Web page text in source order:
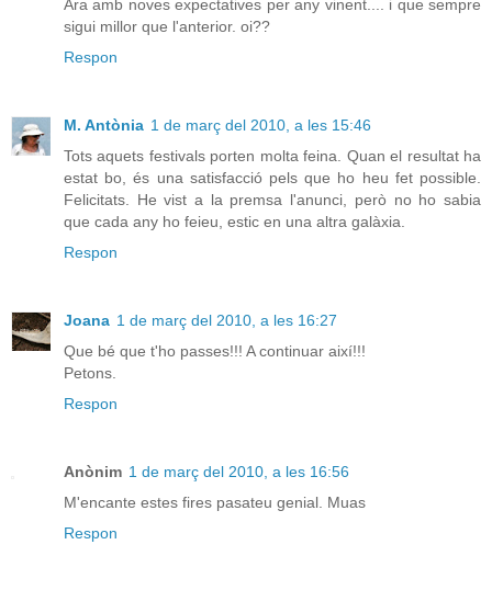
Ara amb noves expectatives per any vinent.... i que sempre
sigui millor que l'anterior. oi??
Respon
M. Antònia 1 de març del 2010, a les 15:46
Tots aquets festivals porten molta feina. Quan el resultat ha
estat bo, és una satisfacció pels que ho heu fet possible.
Felicitats. He vist a la premsa l'anunci, però no ho sabia
que cada any ho feieu, estic en una altra galàxia.
Respon
Joana 1 de març del 2010, a les 16:27
Que bé que t'ho passes!!! A continuar així!!!
Petons.
Respon
Anònim 1 de març del 2010, a les 16:56
M'encante estes fires pasateu genial. Muas
Respon